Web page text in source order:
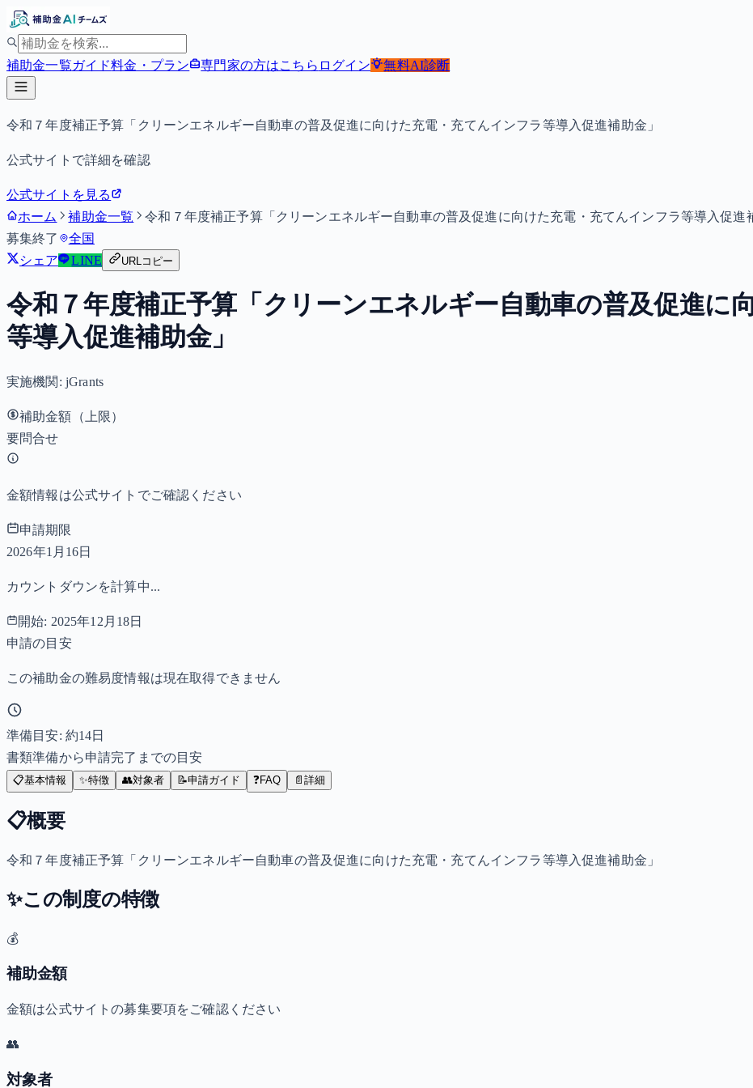
補助金一覧ガイド料金・プラン 専門家の方はこちら ログイン 無料AI診断
令和７年度補正予算「クリーンエネルギー自動車の普及促進に向けた充電・充てんインフラ等導入促進補助金」
公式サイトで詳細を確認
公式サイトを見る
ホーム
補助金一覧
令和７年度補正予算「クリーンエネルギー自動車の普及促進に向けた充電・充てんインフラ等導入促進
募集終了
全国
シェア
LINE URLコピー
令和７年度補正予算「クリーンエネルギー自動車の普及促進に
等導入促進補助金」
実施機関: jGrants
補助金額（上限）
要問合せ
金額情報は公式サイトでご確認ください
申請期限
2026年1月16日
カウントダウンを計算中...
開始: 2025年12月18日
申請の目安
この補助金の難易度情報は現在取得できません
準備目安: 約14日
書類準備から申請完了までの目安
📋基本情報 ✨特徴 👥対象者 📝申請ガイド ❓FAQ 📄 詳細
📋概要
令和７年度補正予算「クリーンエネルギー自動車の普及促進に向けた充電・充てんインフラ等導入促進補助金」
✨この制度の特徴
💰
補助金額
金額は公式サイトの募集要項をご確認ください
👥
対象者